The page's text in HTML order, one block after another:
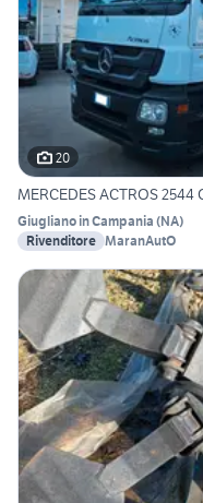
20
MERCEDES ACTROS 2544
Giugliano in Campania (NA)
Rivenditore MaranAutO